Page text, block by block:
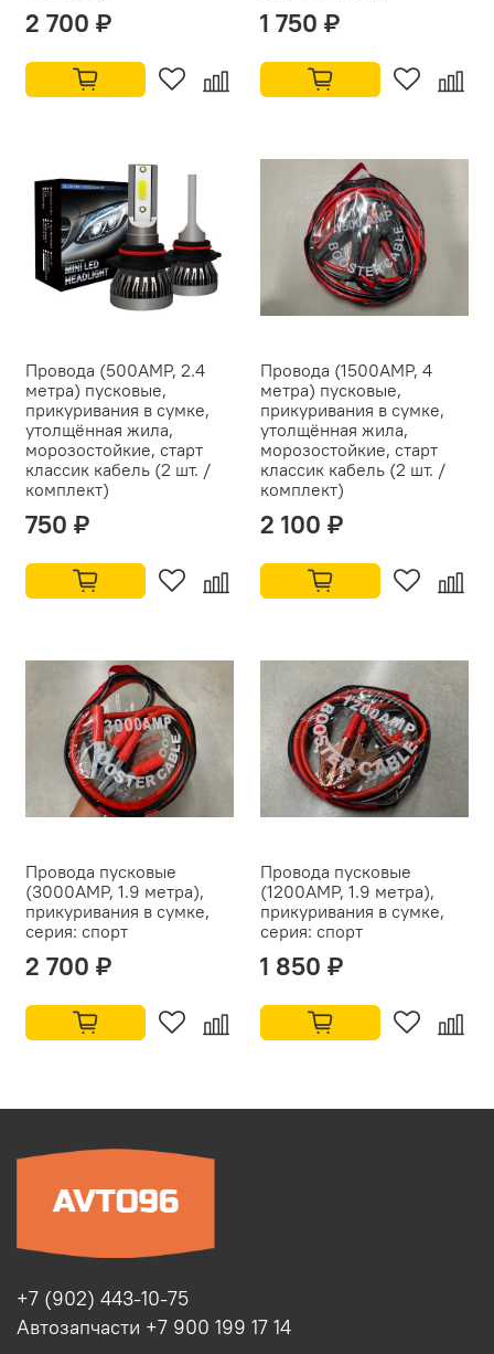
2 700 ₽ 1 750 ₽
Провода (500АMP, 2.4
метра) пусковые,
прикуривания в сумке,
утолщённая жила,
морозостойкие, старт
классик кабель (2 шт. /
комплект)
750 ₽
Провода (1500АMP, 4
метра) пусковые,
прикуривания в сумке,
утолщённая жила,
морозостойкие, старт
классик кабель (2 шт. /
комплект)
2 100 ₽
Провода пусковые
(3000АMP, 1.9 метра),
прикуривания в сумке,
серия: спорт
2 700 ₽
Провода пусковые
(1200АMP, 1.9 метра),
прикуривания в сумке,
серия: спорт
1 850 ₽
+7 (902) 443-10-75
Автозапчасти +7 900 199 17 14